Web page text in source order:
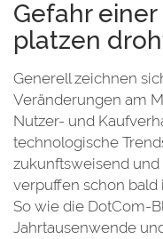
Gefahr
platzen
Generell zeichnen
Veränderungen am
Nutzer- und
technologische
zukunftsweisend
verpuffen schon bald
So wie die DotCom-
Jahrtausenwende